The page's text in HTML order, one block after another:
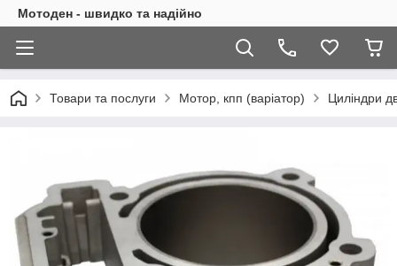
Мотоден - швидко та надійно
Товари та послуги Мотор, кпп (варіатор) Циліндри